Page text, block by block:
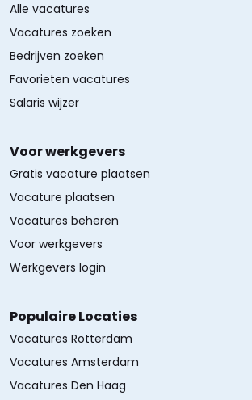
Alle vacatures
Vacatures zoeken
Bedrijven zoeken
Favorieten vacatures
Salaris wijzer
Voor werkgevers
Gratis vacature plaatsen
Vacature plaatsen
Vacatures beheren
Voor werkgevers
Werkgevers login
Populaire Locaties
Vacatures Rotterdam
Vacatures Amsterdam
Vacatures Den Haag